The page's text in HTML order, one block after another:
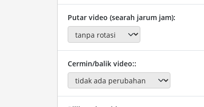
Putar video (searah jarum jam):
Cermin/balik video::